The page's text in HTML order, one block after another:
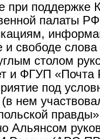
при поддержке
палаты
и свободе
столом
и ФГУП «Почта
под
нем
Альянсом